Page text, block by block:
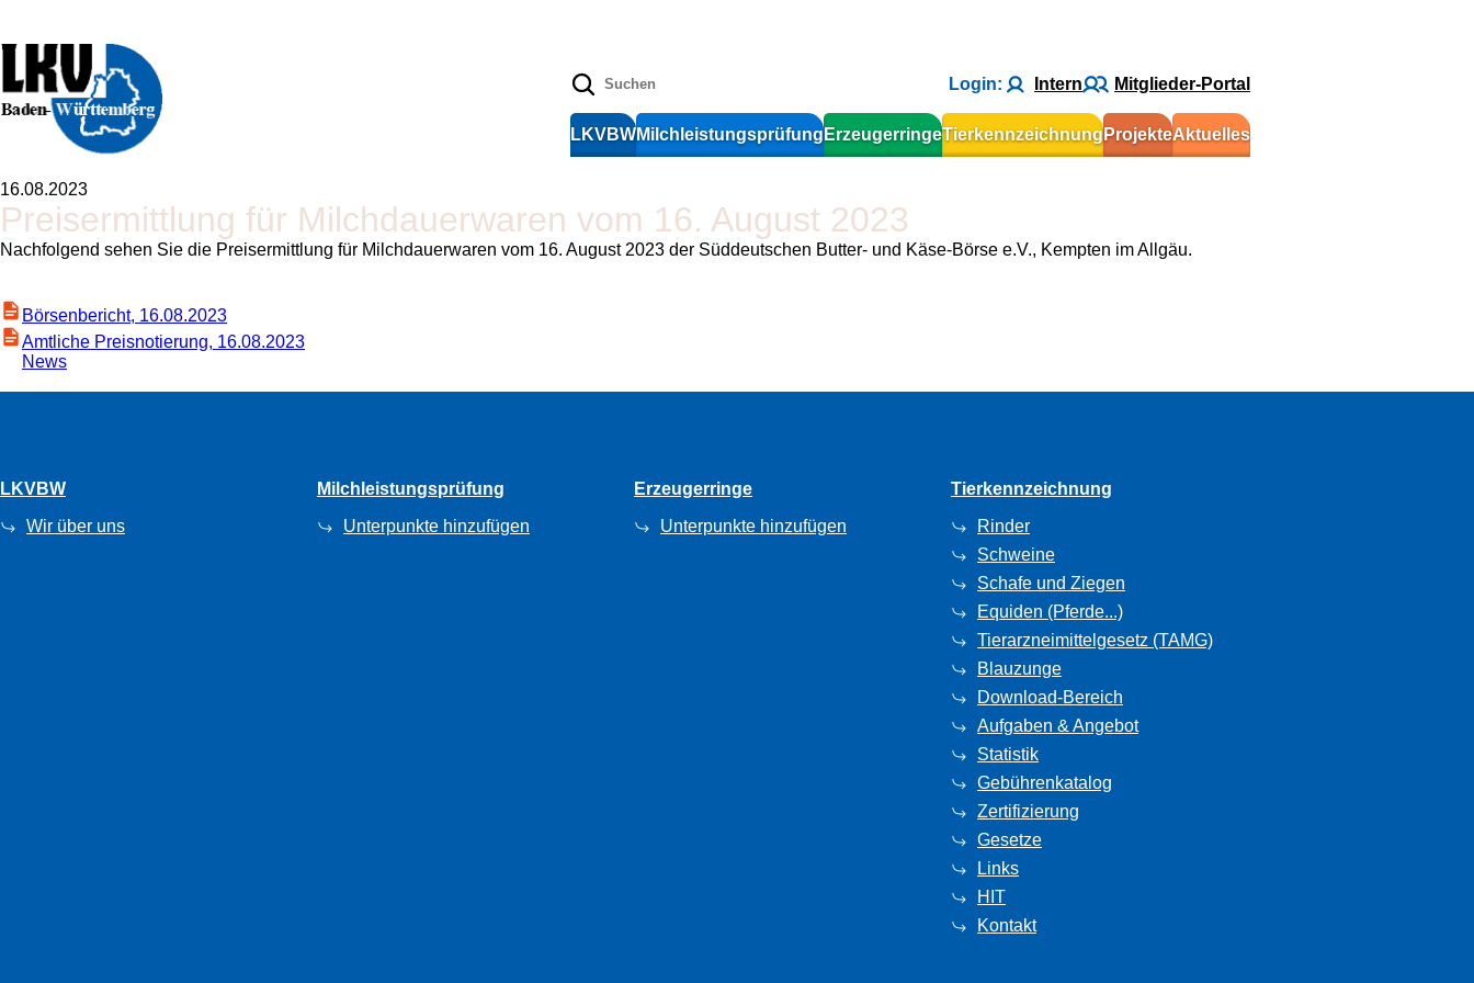
Login: Intern Mitglieder-Portal
LKVBWMilchleistungsprüfungErzeugerringeTierkennzeichnungProjekteAktuelles
16.08.2023
Preisermittlung für Milchdauerwaren vom 16. August 2023
Nachfolgend sehen Sie die Preisermittlung für Milchdauerwaren vom 16. August 2023 der Süddeutschen Butter- und Käse-Börse e.V., Kempten im Allgäu.
Börsenbericht, 16.08.2023
Amtliche Preisnotierung, 16.08.2023
News
LKVBW
Wir über uns
Milchleistungsprüfung
Unterpunkte hinzufügen
Erzeugerringe
Unterpunkte hinzufügen
Tierkennzeichnung
Rinder
Schweine
Schafe und Ziegen
Equiden (Pferde...)
Tierarzneimittelgesetz (TAMG)
Blauzunge
Download-Bereich
Aufgaben & Angebot
Statistik
Gebührenkatalog
Zertifizierung
Gesetze
Links
HIT
Kontakt